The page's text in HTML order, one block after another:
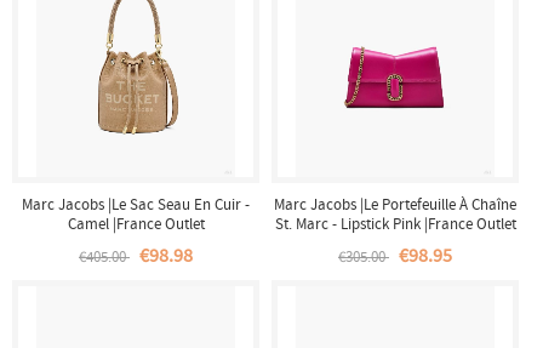
Marc Jacobs |Le Sac Seau En Cuir -
Camel |France Outlet
€405.00 €98.98
Marc Jacobs |Le Portefeuille À Chaîne
St. Marc - Lipstick Pink |France Outlet
€305.00 €98.95